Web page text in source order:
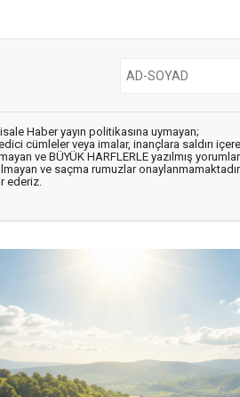
Haber yayın politikasına uymayan;
cümleler veya imalar, inançlara saldırı
ve BÜYÜK HARFLERLE yazılmış yorumlar
ve saçma rumuzlar
ederiz.